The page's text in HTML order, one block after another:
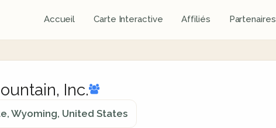
Accueil Carte Interactive Affiliés Partenaires
Inc.
Wyoming, United States